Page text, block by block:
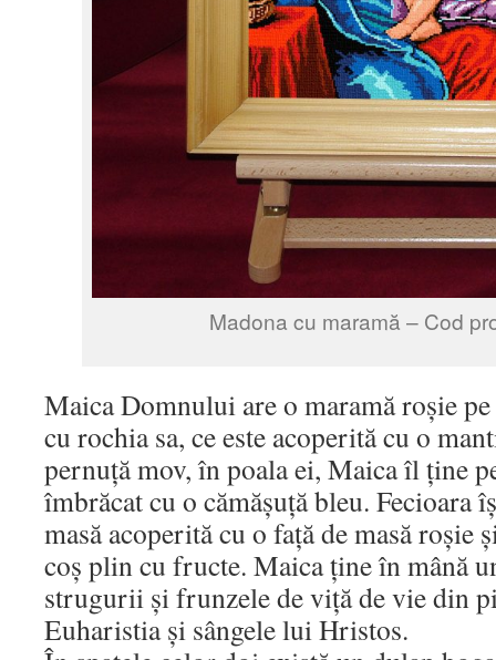
Madona cu maramă – Cod
Maica Domnului are o maramă roșie
cu rochia sa, ce este acoperită cu o
pernuță mov, în poala ei, Maica îl ține
îmbrăcat cu o cămășuță bleu. Fecioara
masă acoperită cu o față de masă roșie
coș plin cu fructe. Maica ține în mână
strugurii și frunzele de viță de vie din
Euharistia și sângele lui Hristos.